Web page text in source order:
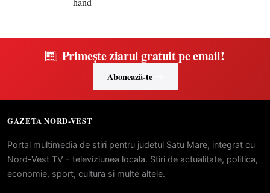
Primește ziarul gratuit pe email!
Abonează-te
GAZETA NORD-VEST
Portal multimedia de stiri pentru judetul Satu Mare, integrat cu
Nord-Vest TV - televiziunea locala. Stiri de actualitate, politica,
economie, sport, cultura si multe altele.